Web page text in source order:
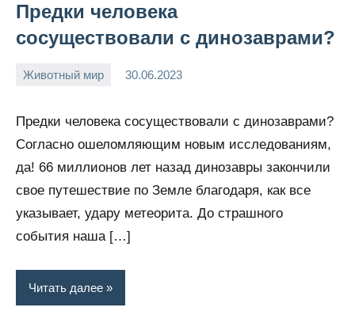
Предки человека
сосуществовали с динозаврами?
Животный мир 30.06.2023
Предки человека сосуществовали с динозаврами?
Согласно ошеломляющим новым исследованиям,
да! 66 миллионов лет назад динозавры закончили
свое путешествие по Земле благодаря, как все
указывает, удару метеорита. До страшного
события наша […]
Читать далее